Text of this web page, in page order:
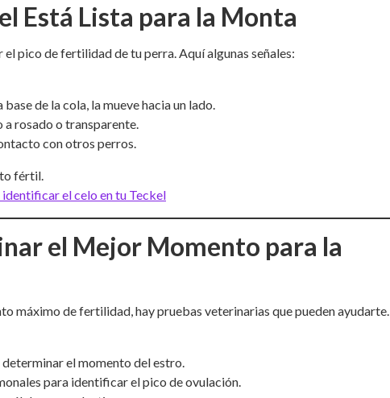
Está Lista para la Monta
pico de fertilidad de tu perra. Aquí algunas señales:
de la cola, la mueve hacia un lado.
a rosado o transparente.
con otros perros.
fértil.
el celo en tu Teckel
el Mejor Momento para la
máximo de fertilidad, hay pruebas veterinarias que pueden ayudarte.
el momento del estro.
para identificar el pico de ovulación.